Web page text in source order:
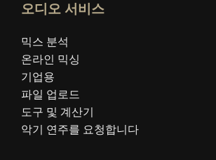
오디오 서비스
믹스 분석
온라인 믹싱
기업용
파일 업로드
도구 및 계산기
악기 연주를 요청합니다